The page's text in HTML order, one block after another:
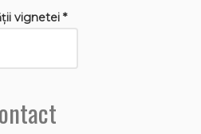
vignetei *